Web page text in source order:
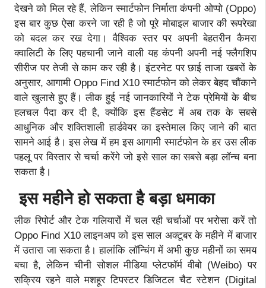
देखने को मिल रहे हैं, लेकिन स्मार्टफोन निर्माता कंपनी ओप्पो (Oppo)
इस बार कुछ ऐसा करने जा रही है जो पूरे मोबाइल बाजार की रूपरेखा
को बदल कर रख देगा। वैश्विक स्तर पर अपनी बेहतरीन कैमरा
क्वालिटी के लिए पहचानी जाने वाली यह कंपनी अपनी नई फ्लैगशिप
सीरीज पर तेजी से काम कर रही है। इंटरनेट पर छाई ताजा खबरों के
अनुसार, आगामी Oppo Find X10 स्मार्टफोन को लेकर बेहद चौंकाने
वाले खुलासे हुए हैं। लीक हुई नई जानकारियों ने टेक प्रेमियों के बीच
हलचल पैदा कर दी है, क्योंकि इस हैंडसेट में अब तक के सबसे
आधुनिक और शक्तिशाली हार्डवेयर का इस्तेमाल किए जाने की बात
सामने आई है। इस लेख में हम इस आगामी स्मार्टफोन के हर उस लीक
पहलू पर विस्तार से चर्चा करेंगे जो इसे साल का सबसे बड़ा लॉन्च बना
सकता है।
इस महीने हो सकता है बड़ा धमाका
लीक रिपोर्ट और टेक गलियारों में चल रही चर्चाओं पर भरोसा करें तो
Oppo Find X10 लाइनअप को इस साल अक्टूबर के महीने में बाजार
में उतारा जा सकता है। हालांकि लॉन्चिंग में अभी कुछ महीनों का समय
बचा है, लेकिन चीनी सोशल मीडिया प्लेटफॉर्म वीबो (Weibo) पर
सक्रिय रहने वाले मशहूर टिपस्टर डिजिटल चैट स्टेशन (Digital